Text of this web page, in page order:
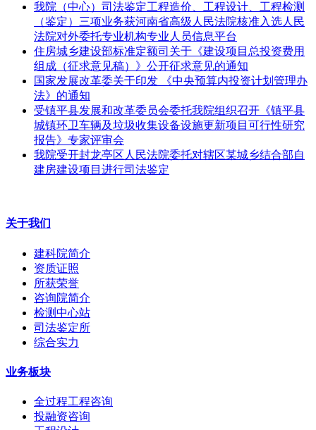
我院（中心）司法鉴定工程造价、工程设计、工程检测
（鉴定）三项业务获河南省高级人民法院核准入选人民
法院对外委托专业机构专业人员信息平台
住房城乡建设部标准定额司关于《建设项目总投资费用
组成（征求意见稿）》公开征求意见的通知
国家发展改革委关于印发 《中央预算内投资计划管理办
法》的通知
受镇平县发展和改革委员会委托我院组织召开《镇平县
城镇环卫车辆及垃圾收集设备设施更新项目可行性研究
报告》专家评审会
我院受开封龙亭区人民法院委托对辖区某城乡结合部自
建房建设项目进行司法鉴定
关于我们
建科院简介
资质证照
所获荣誉
咨询院简介
检测中心站
司法鉴定所
综合实力
业务板块
全过程工程咨询
投融资咨询